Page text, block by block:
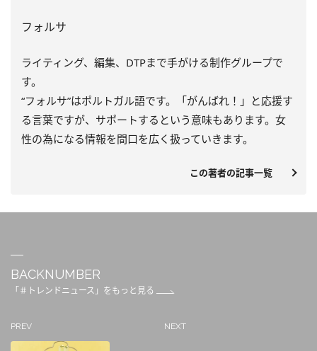
フォルサ
ライティング、編集、DTPまで手がける制作グループで
す。
“フォルサ”はポルトガル語です。「がんばれ！」と応援す
る言葉ですが、サポートするという意味もあります。女
性の為になる情報を間口を広く扱っていきます。
この著者の記事一覧
BACKNUMBER
「＃トレンドニュース」をもっと見る
PREV NEXT